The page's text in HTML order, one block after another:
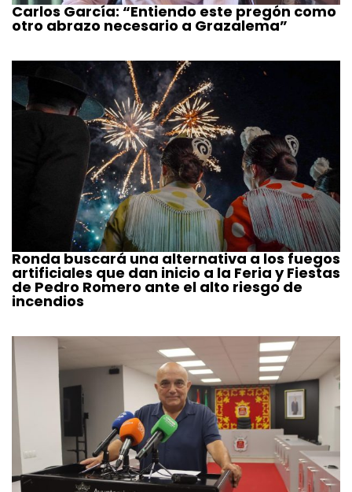
Carlos García: “Entiendo este pregón como
otro abrazo necesario a Grazalema”
Ronda buscará una alternativa a los fuegos
artificiales que dan inicio a la Feria y Fiestas
de Pedro Romero ante el alto riesgo de
incendios